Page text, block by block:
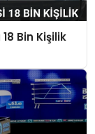
Bin Kişilik